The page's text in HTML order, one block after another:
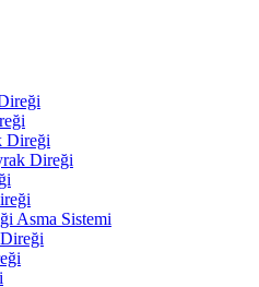
Direği
Direği
Asma Sistemi